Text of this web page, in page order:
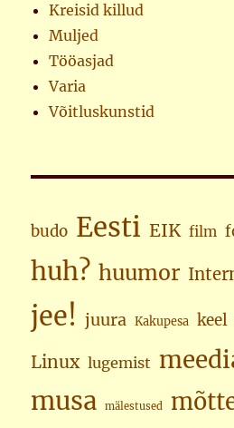
Kreisid killud
Muljed
Tööasjad
Varia
Võitluskunstid
budo Eesti EIK film
huh? huumor
jee! juura Kakupesa keel
Linux lugemist
musa mälestused